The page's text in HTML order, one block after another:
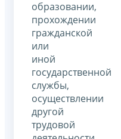
образовании,
прохождении
гражданской
или
иной
государственной
службы,
осуществлении
другой
трудовой